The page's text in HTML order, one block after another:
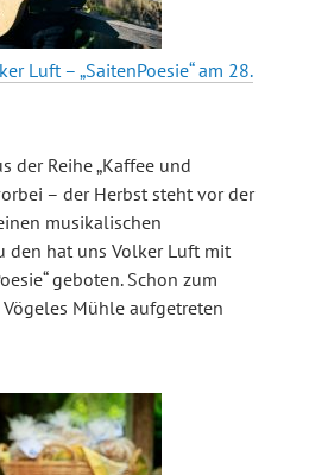
Luft – „SaitenPoesie“ am 28.
der Reihe „Kaffee und
– der Herbst steht vor der
musikalischen
den hat uns Volker Luft mit
geboten. Schon zum
Mühle aufgetreten